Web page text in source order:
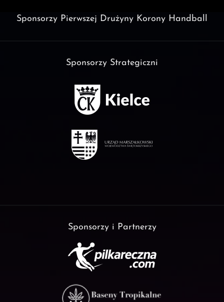
Sponsorzy Pierwszej Drużyny Korony Handball
Sponsorzy Strategiczni
Sponsorzy i Partnerzy